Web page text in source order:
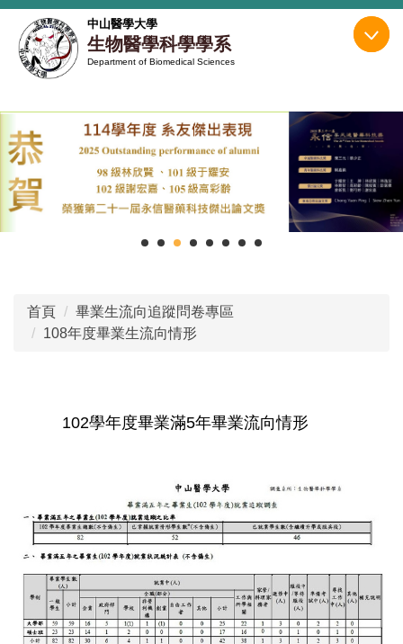
跳
到
主
區
中山醫學大學
生物醫學科學學系
Department of Biomedical Sciences
首頁
畢業生流向追蹤問卷專區
108年度畢業生流向情形
102學年度畢業滿5年畢業流向情形